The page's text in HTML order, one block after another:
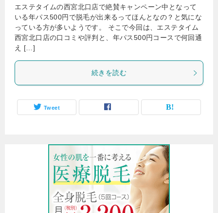
エステタイムの西宮北口店で絶賛キャンペーン中となって
いる年パス500円で脱毛が出来るってほんとなの？と気にな
っている方が多いようです。 そこで今回は、エステタイム
西宮北口店の口コミや評判と、年パス500円コースで何回通
え […]
続きを読む
Tweet